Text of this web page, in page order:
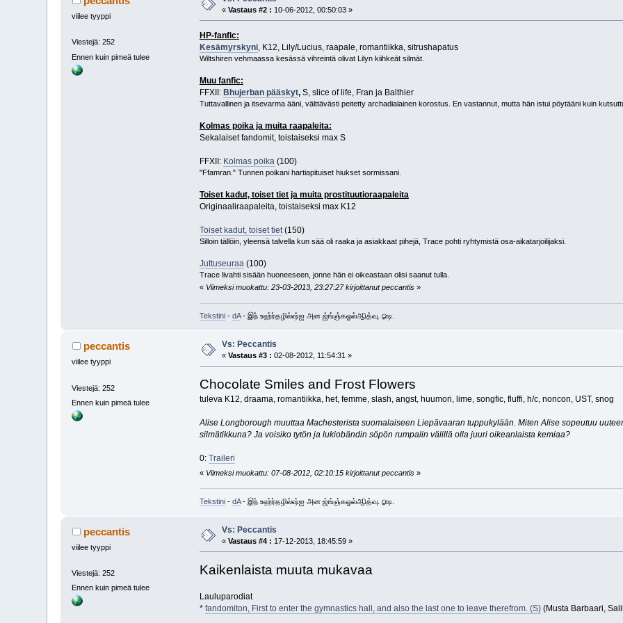
viilee tyyppi
Viestejä: 252
Ennen kuin pimeä tulee
«Vastaus #2 : 10-06-2012, 00:50:03 »
HP-fanfic:
Kesämyrskyni, K12, Lily/Lucius, raapale, romantiikka, sitrushapatus
Wiltshiren vehmaassa kesässä vihreintä olivat Lilyn kiihkeät silmät.
Muu fanfic:
FFXII: Bhujerban pääskyt, S, slice of life, Fran ja Balthier
Tuttavallinen ja itsevarma ääni, välttävästi peitetty archadialainen korostus. En vastannut, mutta hän istui pöytääni kuin
Kolmas poika ja muita raapaleita:
Sekalaiset fandomit, toistaiseksi max S
FFXII: Kolmas poika(100)
"Ffamran." Tunnen poikani hartiapituiset hiukset sormissani.
Toiset kadut, toiset tiet ja muita prostituutioraapaleita
Originaaliraapaleita, toistaiseksi max K12
Toiset kadut, toiset tiet(150)
Silloin tällöin, yleensä talvella kun sää oli raaka ja asiakkaat pihejä, Trace pohti ryhtymistä osa-aikatarjoilijaksi.
Juttuseuraa(100)
Trace livahti sisään huoneeseen, jonne hän ei oikeastaan olisi saanut tulla.
« Viimeksi muokattu: 23-03-2013, 23:27:27 kirjoittanut peccantis»
Tekstini- dA- இந் உஹ்ர்தழில்ஷ்ஐ அன ஜ்ங்ஞ்கஓல்ஆித்வு. ௸.
peccantis
viilee tyyppi
Viestejä: 252
Ennen kuin pimeä tulee
Vs: Peccantis
«Vastaus #3 : 02-08-2012, 11:54:31 »
Chocolate Smiles and Frost Flowers
tuleva K12, draama, romantiikka, het, femme, slash, angst, huumori, lime, songfic, fluffi, h/c, noncon, UST, snog
Alise Longborough muuttaa Machesterista suomalaiseen Liepävaaran tuppukylään. Miten Alise sopeutuu
silmätikkuna? Ja voisiko tytön ja lukiobändin söpön rumpalin välillä olla juuri oikeanlaista kemiaa?
0: Traileri
« Viimeksi muokattu: 07-08-2012, 02:10:15 kirjoittanut peccantis»
Tekstini- dA- இந் உஹ்ர்தழில்ஷ்ஐ அன ஜ்ங்ஞ்கஓல்ஆித்வு. ௸.
peccantis
viilee tyyppi
Viestejä: 252
Ennen kuin pimeä tulee
Vs: Peccantis
«Vastaus #4 : 17-12-2013, 18:45:59 »
Kaikenlaista muuta mukavaa
Lauluparodiat
* fandomiton, First to enter the gymnastics hall, and also the last one to leave therefrom. (S)(Musta Barbaari,